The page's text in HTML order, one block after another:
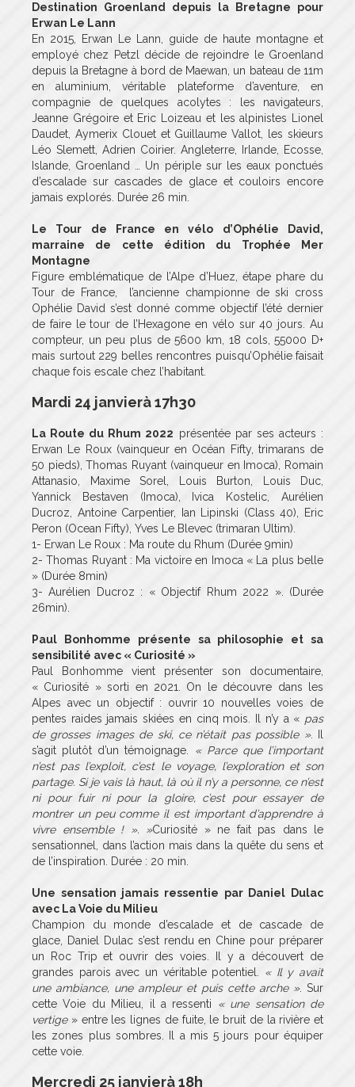
Destination Groenland depuis la Bretagne pour
Erwan Le Lann
En 2015, Erwan Le Lann, guide de haute montagne et
employé chez Petzl décide de rejoindre le Groenland
depuis la Bretagne à bord de Maewan, un bateau de 11m
en aluminium, véritable plateforme d’aventure, en
compagnie de quelques acolytes : les navigateurs,
Jeanne Grégoire et Eric Loizeau et les alpinistes Lionel
Daudet, Aymerix Clouet et Guillaume Vallot, les skieurs
Léo Slemett, Adrien Coirier. Angleterre, Irlande, Ecosse,
Islande, Groenland … Un périple sur les eaux ponctués
d’escalade sur cascades de glace et couloirs encore
jamais explorés. Durée 26 min.
Le Tour de France en vélo d’Ophélie David,
marraine de cette édition du Trophée Mer
Montagne
Figure emblématique de l’Alpe d’Huez, étape phare du
Tour de France, l’ancienne championne de ski cross
Ophélie David s’est donné comme objectif l’été dernier
de faire le tour de l’Hexagone en vélo sur 40 jours. Au
compteur, un peu plus de 5600 km, 18 cols, 55000 D+
mais surtout 229 belles rencontres puisqu’Ophélie faisait
chaque fois escale chez l’habitant.
Mardi 24 janvierà 17h30
La Route du Rhum 2022 présentée par ses acteurs :
Erwan Le Roux (vainqueur en Océan Fifty, trimarans de
50 pieds), Thomas Ruyant (vainqueur en Imoca), Romain
Attanasio, Maxime Sorel, Louis Burton, Louis Duc,
Yannick Bestaven (Imoca), Ivica Kostelic, Aurélien
Ducroz, Antoine Carpentier, Ian Lipinski (Class 40), Eric
Peron (Ocean Fifty), Yves Le Blevec (trimaran Ultim).
1- Erwan Le Roux : Ma route du Rhum (Durée 9min)
2- Thomas Ruyant : Ma victoire en Imoca « La plus belle
» (Durée 8min)
3- Aurélien Ducroz : « Objectif Rhum 2022 ». (Durée
26min).
Paul Bonhomme présente sa philosophie et sa
sensibilité avec « Curiosité »
Paul Bonhomme vient présenter son documentaire,
« Curiosité » sorti en 2021. On le découvre dans les
Alpes avec un objectif : ouvrir 10 nouvelles voies de
pentes raides jamais skiées en cinq mois. Il n’y a « pas
de grosses images de ski, ce n’était pas possible ». Il
s’agit plutôt d’un témoignage. « Parce que l’important
n’est pas l’exploit, c’est le voyage, l’exploration et son
partage. Si je vais là haut, là où il n’y a personne, ce n’est
ni pour fuir ni pour la gloire, c’est pour essayer de
montrer un peu comme il est important d’apprendre à
vivre ensemble ! ». »Curiosité » ne fait pas dans le
sensationnel, dans l’action mais dans la quête du sens et
de l’inspiration. Durée : 20 min.
Une sensation jamais ressentie par Daniel Dulac
avec La Voie du Milieu
Champion du monde d’escalade et de cascade de
glace, Daniel Dulac s’est rendu en Chine pour préparer
un Roc Trip et ouvrir des voies. Il y a découvert de
grandes parois avec un véritable potentiel. « Il y avait
une ambiance, une ampleur et puis cette arche ». Sur
cette Voie du Milieu, il a ressenti « une sensation de
vertige» entre les lignes de fuite, le bruit de la rivière et
les zones plus sombres. Il a mis 5 jours pour équiper
cette voie.
Mercredi 25 janvierà 18h